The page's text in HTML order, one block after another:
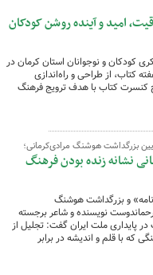
امید و آینده روشن کودکان
کودکان و نوجوانان استان کرمان در
کتاب، از طراحی و راه‌اندازی
کنسرت کتاب با هدف ترویج فرهنگ
بزرگداشت هوشنگ مرادی‌کرمانی؛
نشانه زنده بودن فرهنگ
و بزرگداشت هوشنگ
نویسنده و شاعر برجسته
پایداری ملت ایران گفت: تجلیل از
که با قلم و اندیشه در برابر